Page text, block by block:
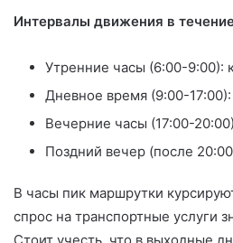
Интервалы движения в
Утренние часы (6:00-9:00):
Дневное время (9:00-
Вечерние часы (17:00-
Поздний вечер (после
В часы пик маршрутки
спрос на транспортные услуги